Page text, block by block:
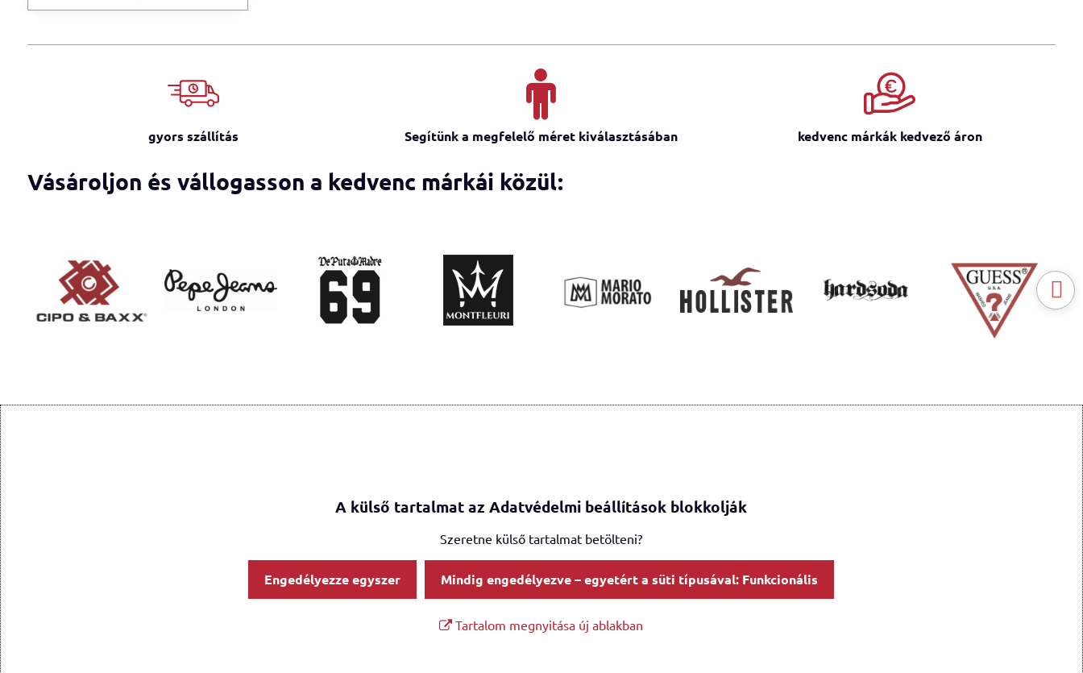
gyors szállítás Segítünk a megfelelő méret kiválasztásában kedvenc márkák kedvező áron
Vásároljon és vállogasson a kedvenc márkái közül:
A külső tartalmat az Adatvédelmi beállítások blokkolják
Szeretne külső tartalmat betölteni?
Engedélyezze egyszer Mindig engedélyezve – egyetért a süti típusával: Funkcionális
Tartalom megnyitása új ablakban